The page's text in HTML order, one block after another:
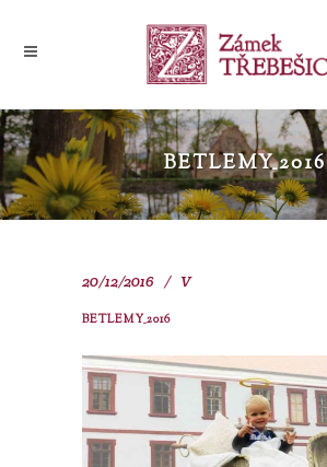
BETLEMY_2016
20/12/2016 V
BETLEMY_2016